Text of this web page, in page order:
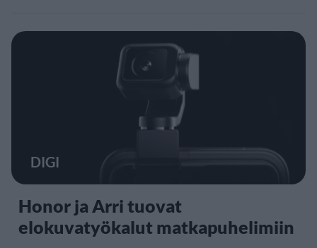
DIGI
Honor ja Arri tuovat
elokuvatyökalut matkapuhelimiin